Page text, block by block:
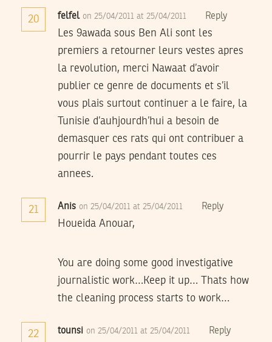
20 felfel on 25/04/2011 at 25/04/2011 Reply
Les 9awada sous Ben Ali sont les
premiers a retourner leurs vestes apres
la revolution, merci Nawaat d’avoir
publier ce genre de documents et s’il
vous plais surtout continuer a le faire, la
Tunisie d’auhjourdh’hui a besoin de
demasquer ces rats qui ont contribuer a
pourrir le pays pendant toutes ces
annees.
21 Anis on 25/04/2011 at 25/04/2011 Reply
Houeida Anouar,
You are doing some good investigative
journalistic work…Keep it up… Thats how
the cleaning process starts to work…
22 tounsi on 25/04/2011 at 25/04/2011 Reply